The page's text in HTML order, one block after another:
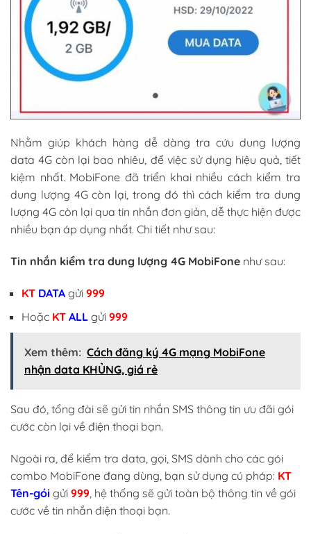
Nhằm giúp khách hàng dễ dàng tra cứu dung lượng
data 4G còn lại bao nhiêu, để việc sử dụng hiệu quả, tiết
kiệm nhất. MobiFone đã triển khai nhiều cách kiểm tra
dung lượng 4G còn lại, trong đó thì cách kiểm tra dung
lượng 4G còn lại qua tin nhắn đơn giản, dễ thực hiện được
nhiều bạn áp dụng nhất. Chi tiết như sau:
Tin nhắn kiểm tra dung lượng 4G MobiFone như sau:
KT DATA gửi 999
Hoặc KT ALL gửi 999
Xem thêm: Cách đăng ký 4G mạng MobiFone
nhận data KHỦNG, giá rẻ
Sau đó, tổng đài sẽ gửi tin nhắn SMS thông tin ưu đãi gói
cước còn lại về điện thoại bạn.
Ngoài ra, để kiểm tra data, gọi, SMS dành cho các gói
combo MobiFone đang dùng, bạn sử dụng cú pháp: KT
Tên-gói gửi 999 , hệ thống sẽ gửi toàn bộ thông tin về gói
cước về tin nhắn điện thoại bạn.